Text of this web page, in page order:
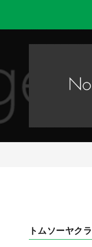
トムソーヤク